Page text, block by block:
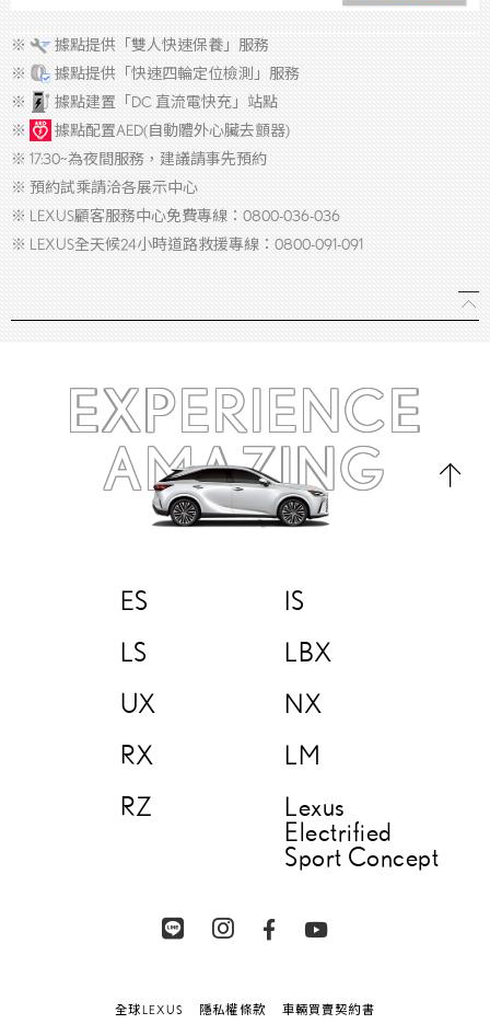
※
據點提供「雙人快速保養」服務
※
據點提供「快速四輪定位檢測」服務
※
據點建置「DC 直流電快充」站點
※
據點配置AED(自動體外心臟去顫器)
※ 17:30~為夜間服務，建議請事先預約
※ 預約試乘請洽各展示中心
※ LEXUS顧客服務中心免費專線：0800-036-036
※ LEXUS全天候24小時道路救援專線：0800-091-091
EXPERIENCE
AMAZING
ES
IS
LS
LBX
UX
NX
RX
LM
RZ
Lexus
Electrified
Sport Concept
全球LEXUS 隱私權條款 車輛買賣契約書